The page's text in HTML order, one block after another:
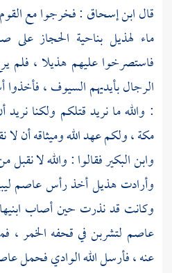
قالابن إسحاق : فخرجوا مع
ماء لهذيل بناحية الحجازعلى
فاستصرخوا عليهم هذيلا ، فلم
الرجال بأيديهم السيوف ، فأخذوا
: والله ما نريد قتلكم ولكنا
مكة ،ولكم عهد الله وميثاقه أن لا
وابن البكيرفقالوا : والله لا
وأرادتهذيلأخذ رأسعاصم
وكانت قد نذرت حين أصاب
عاصم لتشربن في قحفه الخمر ،
عنه ، فأرسل الله الوادي فحمل